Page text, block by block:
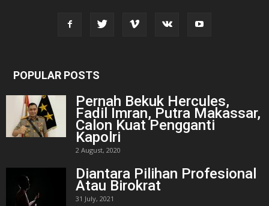
POPULAR POSTS
Pernah Bekuk Hercules,
Fadil Imran, Putra Makassar,
Calon Kuat Pengganti
Kapolri
2 August, 2020
Diantara Pilihan Profesional
Atau Birokrat
31 July, 2021